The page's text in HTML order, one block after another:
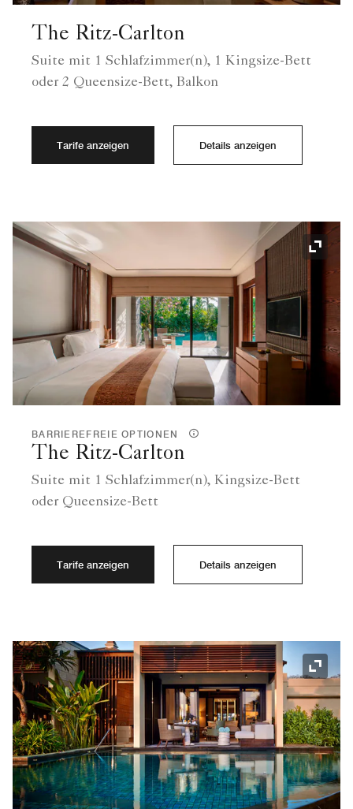
The Ritz-Carlton
Suite mit 1 Schlafzimmer(n), 1 Kingsize-Bett
oder 2 Queensize-Bett, Balkon
Tarife anzeigen Details anzeigen
BARRIEREFREIE OPTIONEN
The Ritz-Carlton
Suite mit 1 Schlafzimmer(n), Kingsize-Bett
oder Queensize-Bett
Tarife anzeigen Details anzeigen